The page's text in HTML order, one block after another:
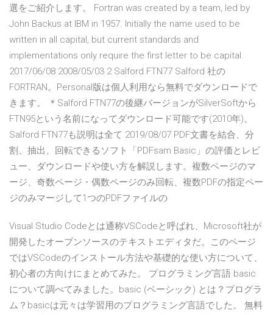
選をご紹介します。 Fortran was created by a team, led by
John Backus at IBM in 1957. Initially the name used to be
written in all capital, but current standards and
implementations only require the first letter to be capital.
2017/06/08 2008/05/03 2 Salford FTN77 Salford 社の
FORTRAN。Personal版は個人利用なら無料でダウンロードで
きます。 ＊Salford FTN77の後継バージョンがSilverSoftから
FTN95という名前になってダウンロード可能です(2010年)。
Salford FTN77も説明は全て 2019/08/07 PDF文書を結合、分
割、抽出、回転できるソフト「PDFsam Basic」の評価とレビ
ュー、ダウンロードや使い方を解説します。複数ページのマ
ージ、奇数ページ・偶数ページのみ回転、複数PDFの指定ペー
ジのみマージして1つのPDFファイルの
Visual Studio Codeとは通称VSCodeと呼ばれ、Microsoft社が
開発したオープンソースのテキストエディタだ。このページ
ではVSCodeのインストール方法や基礎的な使い方について、
初心者の方向けにまとめてみた。 プログラミング言語 basic
について調べてみました。basic (ベーシック) とは？プログラ
ム？basicは元々は学習用のプログラミング言語でした。 無料